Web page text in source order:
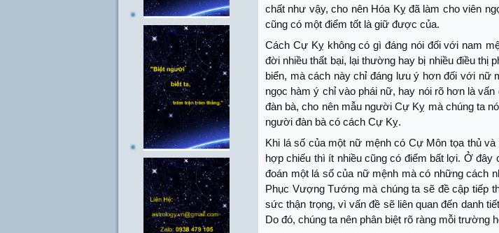
chất như vậy, cho nên Hóa Kỵ đã làm cho viên
cũng có một điểm tốt là giữ được của.
Cách Cự Kỵ không có gì đáng nói đối với nam
đời nhiều thất bại, lại thường hay bị nhiều điều thị
biển, mà cách này chỉ đáng lưu ý hơn đối với nữ
ngọc hàm ý chỉ vào phái nữ, hay nói rõ hơn là
đàn bà, cho nên mẫu người Cự Kỵ mà chúng ta
người đàn bà có cách Cự Kỵ.
Khi lá số của một nữ mệnh có Cự Môn tọa thủ
hợp chiếu thì ít nhiều cũng có điểm bất lợi. Ở đây
đoán một lá số của nữ mệnh mà có những cách
Phục Vượng Tướng mà chúng ta sẽ đề cập tiếp
sức thận trọng, vì vấn đề sẽ liên quan đến danh
Do đó, chúng ta nên phân biệt rõ ràng mỗi trường